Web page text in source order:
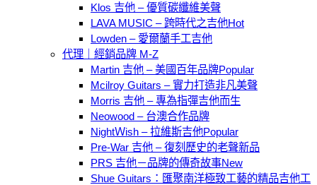
Klos 吉他 – 優質碳纖維美聲
LAVA MUSIC – 跨時代之吉他
Lowden – 愛爾蘭手工吉他
代理｜經銷品牌 M-Z
Martin 吉他 – 美國百年品牌
Mcilroy Guitars – 實力打造非凡美聲
Morris 吉他 – 專為指彈吉他而生
Neowood – 台澳合作品牌
NightＷish – 拉維斯吉他
Pre-War 吉他 – 復刻歷史的老聲新品
PRS 吉他－品牌的傳奇故事
Shue Guitars：匯聚南洋極致工藝的精品吉他工